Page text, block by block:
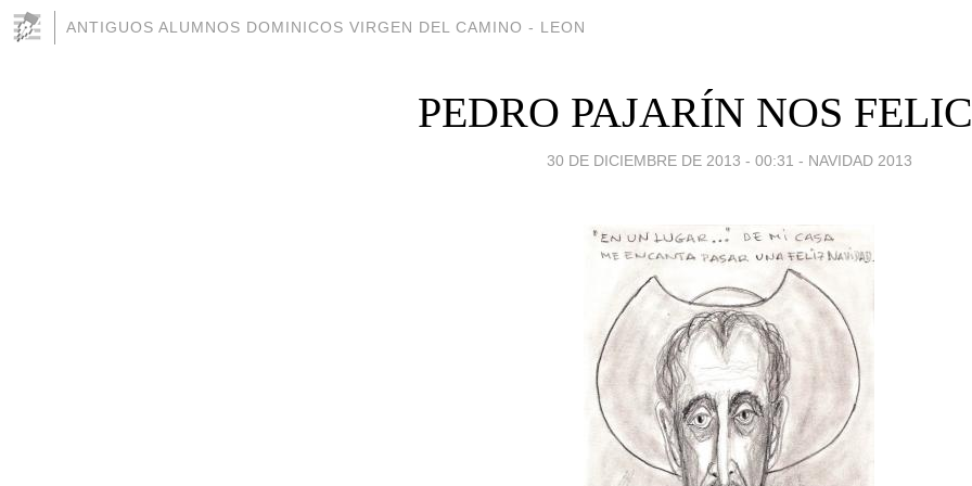
ANTIGUOS ALUMNOS DOMINICOS VIRGEN DEL CAMINO - LEON
PEDRO PAJARÍN NOS
30 DE DICIEMBRE DE 2013 - 00:31 - NAVIDAD 2013